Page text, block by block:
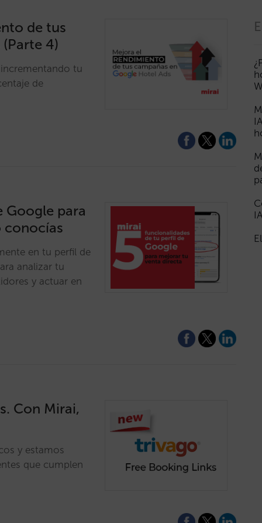
de tus
4)
tu
de
Google para
conocías
en tu perfil de
analizar tu
y actuar en
Con Mirai,
y estamos
que cumplen